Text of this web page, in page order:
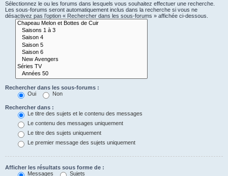
Sélectionnez le ou les forums dans lesquels vous souhaitez effectuer une recherche.
Les sous-forums seront automatiquement inclus dans la recherche si vous ne
désactivez pas l’option « Rechercher dans les sous-forums » affichée ci-dessous.
Rechercher dans les sous-forums :
Oui
Non
Rechercher dans :
Le titre des sujets et le contenu des messages
Le contenu des messages uniquement
Le titre des sujets uniquement
Le premier message des sujets uniquement
Afficher les résultats sous forme de :
Messages
Sujets